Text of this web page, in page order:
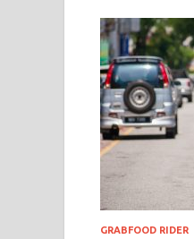
GRABFOOD RIDER